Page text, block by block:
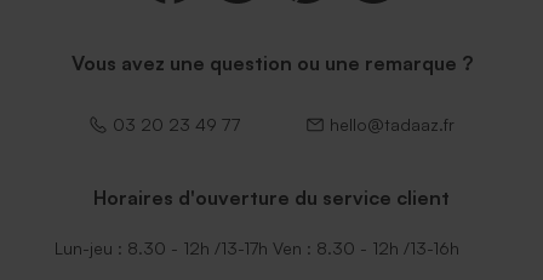
Vous avez une question ou une remarque ?
03 20 23 49 77 hello@tadaaz.fr
Horaires d'ouverture du service client
Lun-jeu : 8.30 - 12h /13-17h Ven : 8.30 - 12h /13-16h